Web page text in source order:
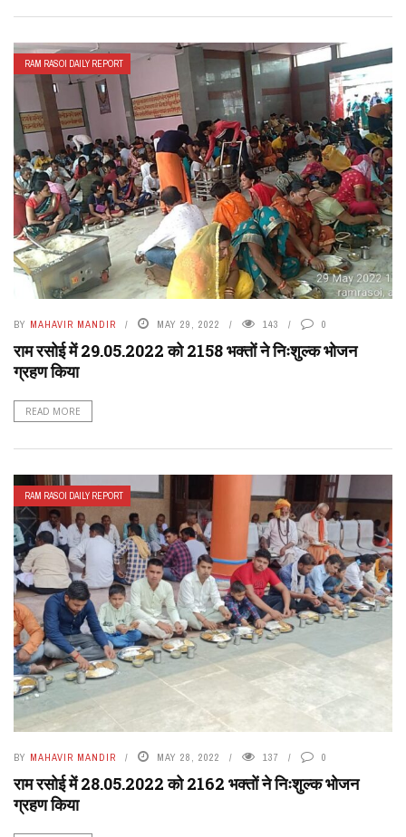
RAM RASOI DAILY REPORT
BY MAHAVIR MANDIR MAY 29, 2022 143 0
राम रसोई में 29.05.2022 को 2158 भक्तों ने निःशुल्क भोजन
ग्रहण किया
READ MORE
RAM RASOI DAILY REPORT
BY MAHAVIR MANDIR MAY 28, 2022 137 0
राम रसोई में 28.05.2022 को 2162 भक्तों ने निःशुल्क भोजन
ग्रहण किया